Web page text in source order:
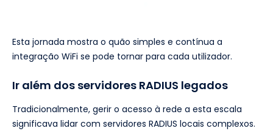
Esta jornada mostra o quão simples e contínua a
integração WiFi se pode tornar para cada utilizador.
Ir além dos servidores RADIUS legados
Tradicionalmente, gerir o acesso à rede a esta escala
significava lidar com servidores RADIUS locais complexos.